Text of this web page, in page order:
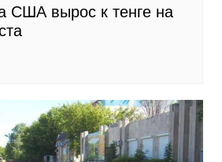
США вырос к тенге на